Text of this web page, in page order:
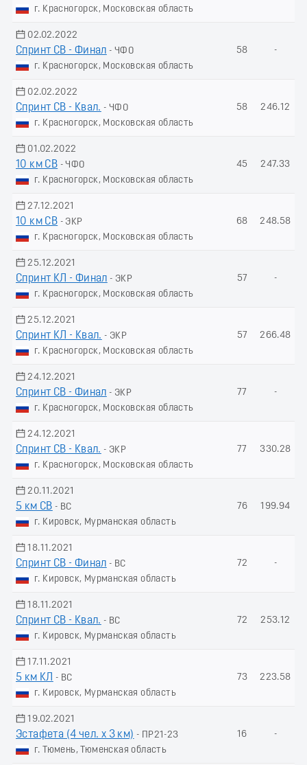
г. Красногорск, Московская область
02.02.2022
Спринт СВ - Финал - ЧФО
г. Красногорск, Московская область
58 -
02.02.2022
Спринт СВ - Квал. - ЧФО
г. Красногорск, Московская область
58 246.12
01.02.2022
10 км СВ - ЧФО
г. Красногорск, Московская область
45 247.33
27.12.2021
10 км СВ - ЭКР
г. Красногорск, Московская область
68 248.58
25.12.2021
Спринт КЛ - Финал - ЭКР
г. Красногорск, Московская область
57 -
25.12.2021
Спринт КЛ - Квал. - ЭКР
г. Красногорск, Московская область
57 266.48
24.12.2021
Спринт СВ - Финал - ЭКР
г. Красногорск, Московская область
77 -
24.12.2021
Спринт СВ - Квал. - ЭКР
г. Красногорск, Московская область
77 330.28
20.11.2021
5 км СВ - ВС
г. Кировск, Мурманская область
76 199.94
18.11.2021
Спринт СВ - Финал - ВС
г. Кировск, Мурманская область
72 -
18.11.2021
Спринт СВ - Квал. - ВС
г. Кировск, Мурманская область
72 253.12
17.11.2021
5 км КЛ
- ВС
г. Кировск, Мурманская область
73 223.58
19.02.2021
Эстафета (4 чел. х 3 км) - ПР21-23
г. Тюмень, Тюменская область
16 -